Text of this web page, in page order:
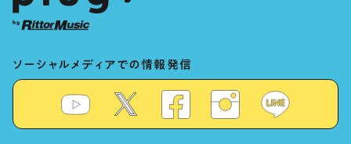
ソーシャルメディアでの情報発信